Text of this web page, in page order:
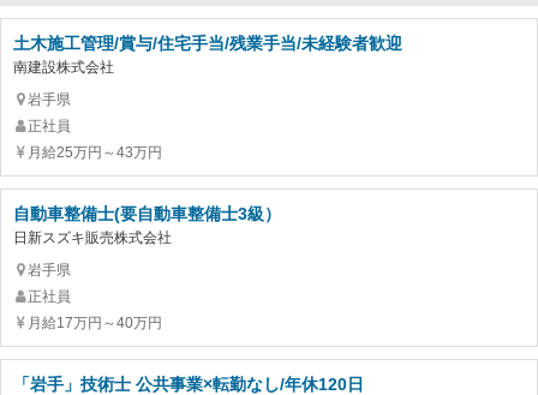
土木施工管理/賞与/住宅手当/残業手当/未経験者歓迎
南建設株式会社
岩手県
正社員
月給25万円～43万円
自動車整備士(要自動車整備士3級）
日新スズキ販売株式会社
岩手県
正社員
月給17万円～40万円
「岩手」技術士 公共事業×転勤なし/年休120日